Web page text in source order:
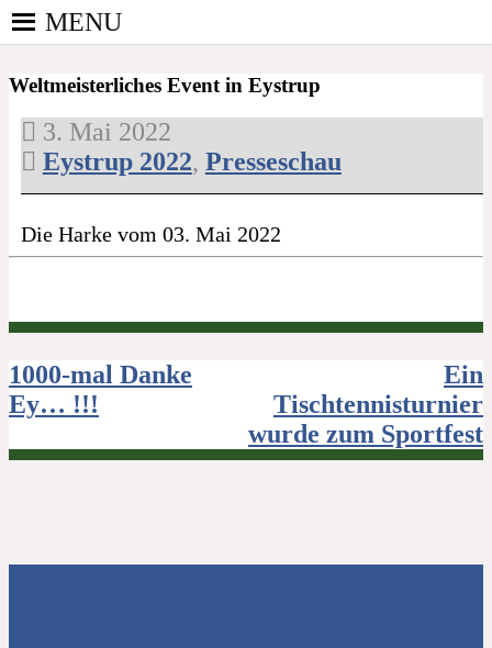
Skip
to
PINGPONGPARKINSON
DEUTSCHLAND E. V.
kooperierenden Vereinen und Einzelpersonen, der
sich – mit dem Mittel Tischtennis – überwiegend
ehrenamtlich um Personen mit Parkinson und
deren Angehörige kümmert.
MENU
Weltmeisterliches Event in Eystrup
3. Mai 2022
Eystrup 2022, Presseschau
Die Harke vom 03. Mai 2022
Beitragsnavigation
1000-mal Danke
Ey… !!!
Ein
Tischtennisturnier
wurde zum Sportfest